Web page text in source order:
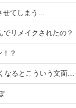
せてしまう…
でリメイクされたの？
？
こういう文面になるんか